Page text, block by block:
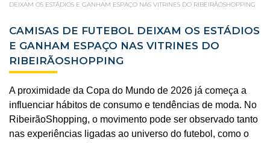
DEIXAM OS ESTÁDIOS E GANHAM ESPAÇO NAS VITRINES DO RIBEIRÃOSHOPPING
CAMISAS DE FUTEBOL DEIXAM OS ESTÁDIOS
E GANHAM ESPAÇO NAS VITRINES DO
RIBEIRÃOSHOPPING
A proximidade da Copa do Mundo de 2026 já começa a
influenciar hábitos de consumo e tendências de moda. No
RibeirãoShopping, o movimento pode ser observado tanto
nas experiências ligadas ao universo do futebol, como o